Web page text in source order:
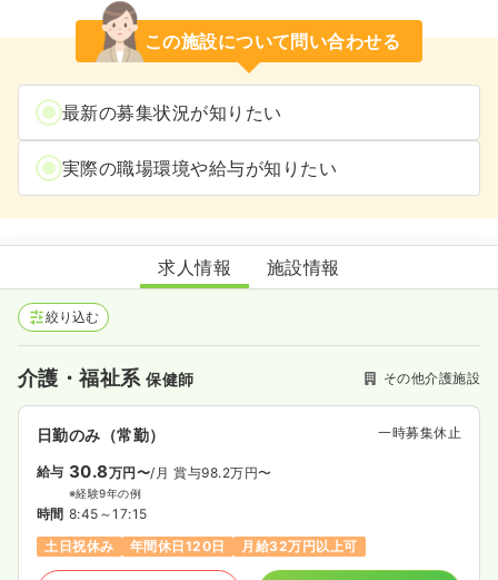
この施設について問い合わせる
最新の募集状況が知りたい
実際の職場環境や給与が知りたい
戸部本町地域ケアプラザ
求人情報 施設情報
絞り込む
介護・福祉系保健師 その他介護施設
日勤のみ（常勤） 一時募集休止
給与 30.8万円〜/月 賞与98.2万円〜
※経験9年の例
時間 8:45～17:15
土日祝休み
年間休日120日 月給32万円以上可